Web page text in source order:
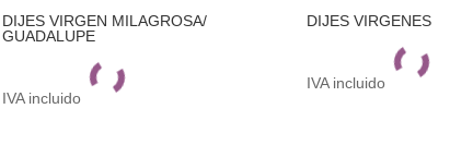
DIJES VIRGEN MILAGROSA/
GUADALUPE
IVA incluido
DIJES VIRGENES
IVA incluido